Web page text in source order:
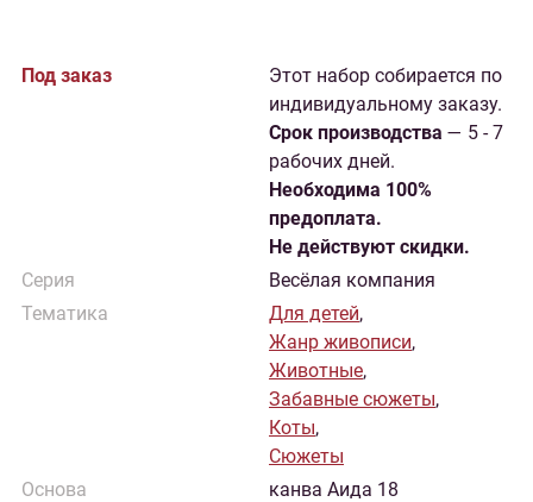
Под заказ
Этот набор собирается по
индивидуальному заказу.
Cрок производства — 5 - 7
рабочих дней.
Необходима 100%
предоплата.
Не действуют скидки.
Серия
Весёлая компания
Тематика
Для детей,
Жанр живописи,
Животные,
Забавные сюжеты,
Коты,
Сюжеты
Основа
канва Аида 18